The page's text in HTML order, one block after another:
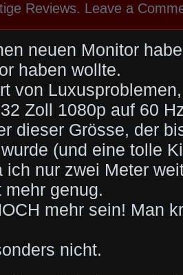
Reviews. Leave a
neuen Monitor
haben wollte.
von
Zoll 1080p auf 60
dieser Grösse, der
(und eine tolle
ich nur zwei Meter
genug.
mehr sein! Man
nicht.